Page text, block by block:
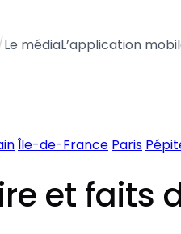
Le médiaL’application
Île-de-France Paris
et faits